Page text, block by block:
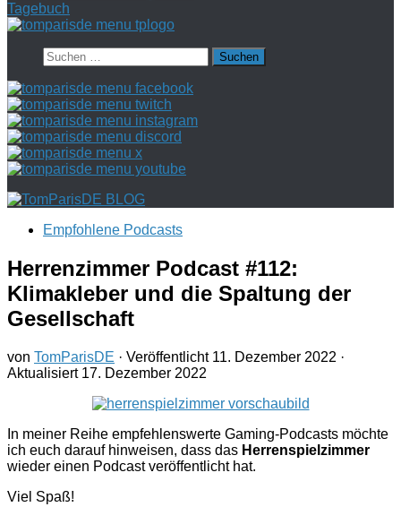
Tagebuch
Suchen
nach:
Empfohlene Podcasts
Herrenzimmer Podcast #112:
Klimakleber und die Spaltung der
Gesellschaft
von TomParisDE · Veröffentlicht 11. Dezember 2022 ·
Aktualisiert 17. Dezember 2022
In meiner Reihe empfehlenswerte Gaming-Podcasts möchte
ich euch darauf hinweisen, dass das Herrenspielzimmer
wieder einen Podcast veröffentlicht hat.
Viel Spaß!